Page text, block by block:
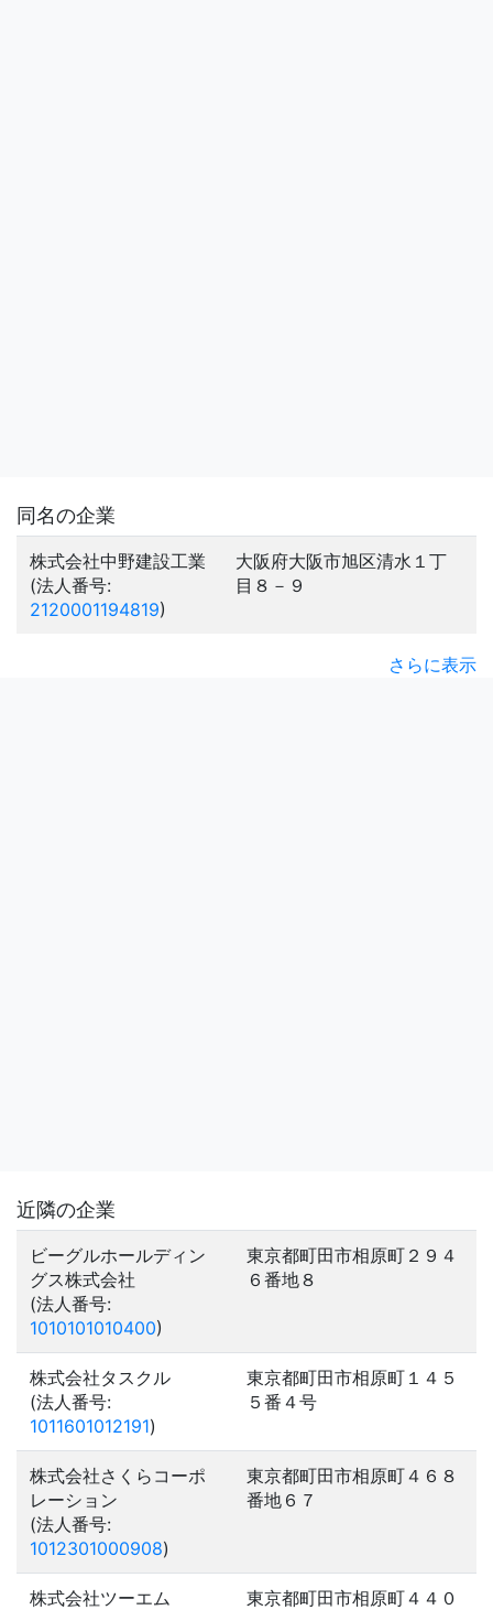
同名の企業
株式会社中野建設工業
(法人番号:
2120001194819)
大阪府大阪市旭区清水１丁
目８－９
さらに表示
近隣の企業
ビーグルホールディン
グス株式会社
(法人番号:
1010101010400)
東京都町田市相原町２９４
６番地８
株式会社タスクル
(法人番号:
1011601012191)
東京都町田市相原町１４５
５番４号
株式会社さくらコーポ
レーション
(法人番号:
1012301000908)
東京都町田市相原町４６８
番地６７
株式会社ツーエム
東京都町田市相原町４４０